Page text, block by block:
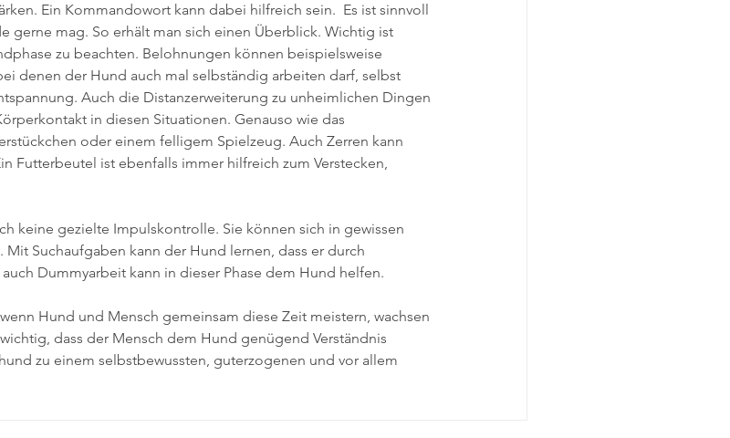
Ein Kommandowort kann dabei hilfreich sein.  Es ist sinnvoll
gerne mag. So erhält man sich einen Überblick. Wichtig ist
zu beachten. Belohnungen können beispielsweise
denen der Hund auch mal selbständig arbeiten darf, selbst
Auch die Distanzerweiterung zu unheimlichen Dingen
in diesen Situationen. Genauso wie das
oder einem felligem Spielzeug. Auch Zerren kann
Futterbeutel ist ebenfalls immer hilfreich zum Verstecken,
keine gezielte Impulskontrolle. Sie können sich in gewissen
Suchaufgaben kann der Hund lernen, dass er durch
Dummyarbeit kann in dieser Phase dem Hund helfen.
Hund und Mensch gemeinsam diese Zeit meistern, wachsen
dass der Mensch dem Hund genügend Verständnis
zu einem selbstbewussten, guterzogenen und vor allem